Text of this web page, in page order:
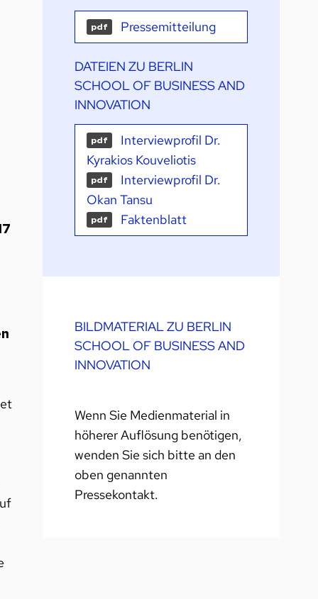
pdf Pressemitteilung
DATEIEN ZU BERLIN
SCHOOL OF BUSINESS AND
INNOVATION
pdf
Interviewprofil Dr.
Kyrakios Kouveliotis
pdf
Interviewprofil Dr.
Okan Tansu
pdf Faktenblatt
BILDMATERIAL ZU BERLIN
SCHOOL OF BUSINESS AND
INNOVATION
Wenn Sie Medienmaterial in
höherer Auflösung benötigen,
wenden Sie sich bitte an den
oben genannten
Pressekontakt.